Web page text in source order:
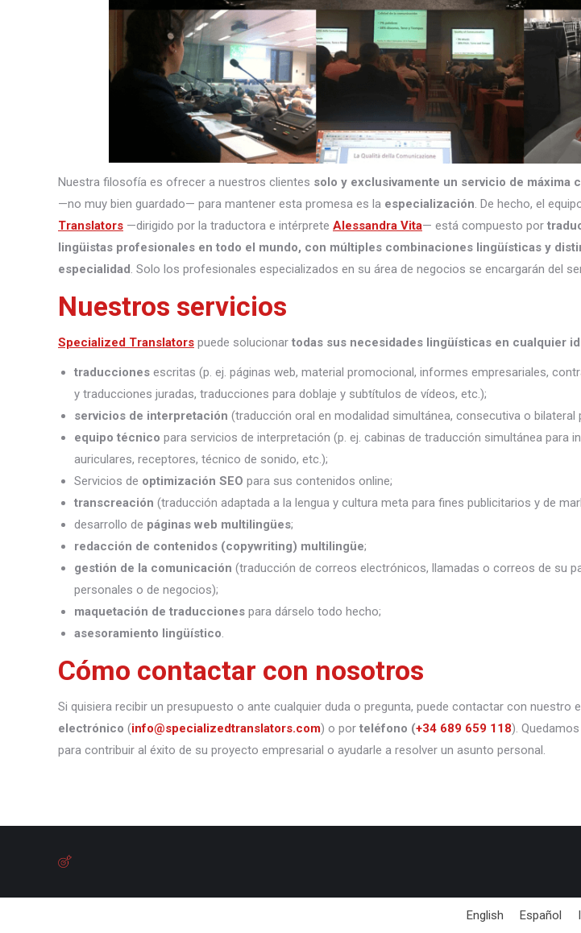
Nuestra filosofía es ofrecer a nuestros clientes solo y exclusivamente un servicio de máxima
—no muy bien guardado— para mantener esta promesa es la especialización . De hecho, el
Translators —dirigido por la traductora e intérprete Alessandra Vita— está compuesto por
lingüistas profesionales en todo el mundo, con múltiples combinaciones lingüísticas y
especialidad . Solo los profesionales especializados en su área de negocios se encargarán del
Nuestros servicios
Specialized Translators puede solucionar todas sus necesidades lingüísticas en cualquier
traducciones escritas (p. ej. páginas web, material promocional, informes empresariales,
y traducciones juradas, traducciones para doblaje y subtítulos de vídeos, etc.);
servicios de interpretación (traducción oral en modalidad simultánea, consecutiva o bilateral
equipo técnico para servicios de interpretación (p. ej. cabinas de traducción simultánea para
auriculares, receptores, técnico de sonido, etc.);
Servicios de optimización SEO para sus contenidos online;
transcreación (traducción adaptada a la lengua y cultura meta para fines publicitarios y de
desarrollo de páginas web multilingües;
redacción de contenidos (copywriting) multilingüe;
gestión de la comunicación (traducción de correos electrónicos, llamadas o correos de su
personales o de negocios);
maquetación de traducciones para dárselo todo hecho;
asesoramiento lingüístico
Cómo contactar con nosotros
Si quisiera recibir un presupuesto o ante cualquier duda o pregunta, puede contactar con nuestro
electrónico (info@specializedtranslators.com) o por teléfono (+34 689 659 118).
para contribuir al éxito de su proyecto empresarial o ayudarle a resolver un asunto personal.
English Español